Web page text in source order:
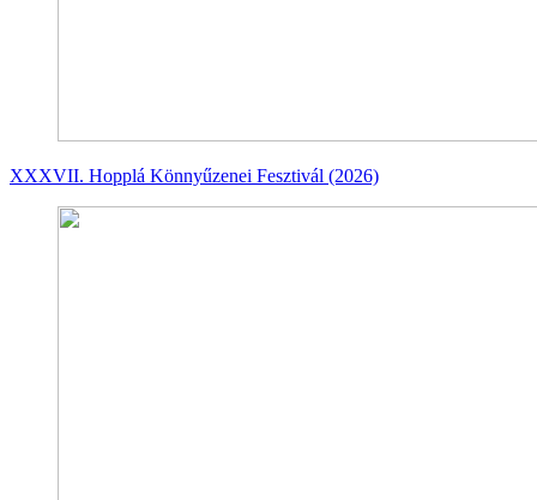
XXXVII. Hopplá Könnyűzenei Fesztivál (2026)